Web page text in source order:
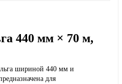
440 мм × 70 м,
шириной 440 мм и
для